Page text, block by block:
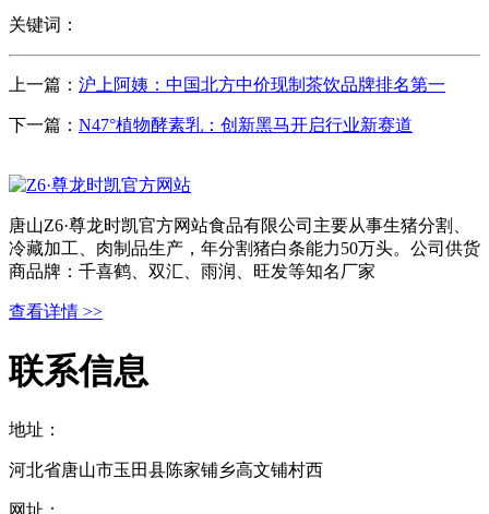
关键词：
上一篇： 沪上阿姨：中国北方中价现制茶饮品牌排名第一
下一篇： N47°植物酵素乳：创新黑马开启行业新赛道
唐山Z6·尊龙时凯官方网站食品有限公司主要从事生猪分割、
冷藏加工、肉制品生产，年分割猪白条能力50万头。公司供货
商品牌：千喜鹤、双汇、雨润、旺发等知名厂家
查看详情 >>
联系信息
地址：
河北省唐山市玉田县陈家铺乡高文铺村西